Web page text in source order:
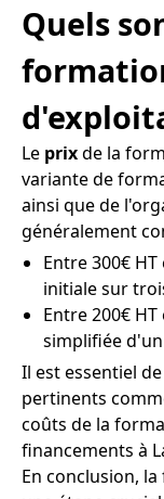
Quels
Le prixde la
variante de
ainsi que de
généralement
Entre 300€
initiale sur
Entre 200€
simplifiée
Il est essentiel
pertinents
coûts de la
financements à
En conclusion,